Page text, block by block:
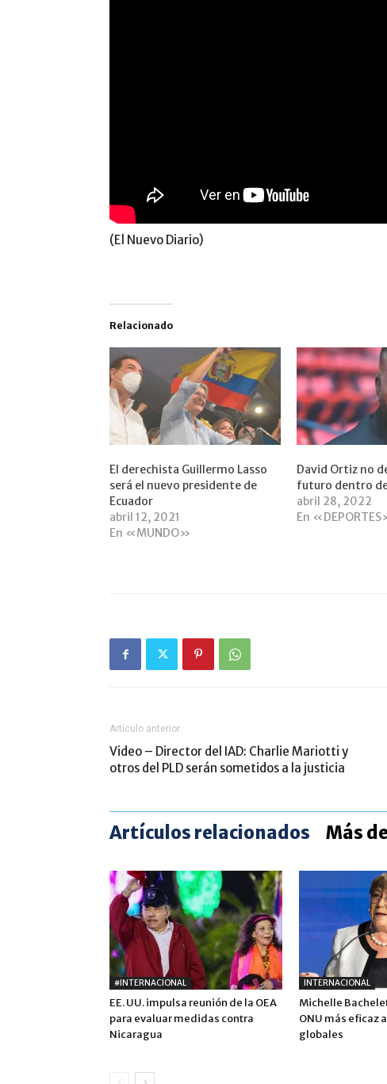
(El Nuevo Diario)
Relacionado
El derechista Guillermo Lasso
será el nuevo presidente de
Ecuador
abril 12, 2021
En «MUNDO»
David Ortiz no
futuro dentro
abril 28, 2022
En
Artículo anterior
Video – Director del IAD: Charlie Mariotti y
otros del PLD serán sometidos a la justicia
Artículos relacionados Más
#INTERNACIONAL
EE. UU. impulsa reunión de la OEA
para evaluar medidas contra
Nicaragua
INTERNACIONAL
Michelle
ONU más eficaz
globales